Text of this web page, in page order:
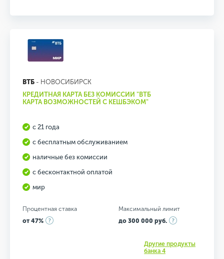
ВТБ - НОВОСИБИРСК
КРЕДИТНАЯ КАРТА БЕЗ КОМИССИИ "ВТБ
КАРТА ВОЗМОЖНОСТЕЙ С КЕШБЭКОМ"
с 21 года
с бесплатным обслуживанием
наличные без комиссии
с бесконтактной оплатой
мир
Процентная ставка
от 47%
Максимальный лимит
до 300 000 руб.
Другие продукты
банка 4